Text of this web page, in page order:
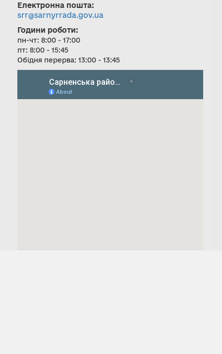
Електронна пошта:
srr@sarnyrrada.gov.ua
Години роботи:
пн-чт: 8:00 - 17:00
пт: 8:00 - 15:45
Обідня перерва: 13:00 - 13:45